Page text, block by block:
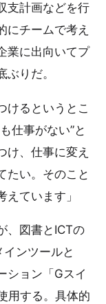
支計画などを行
にチームで考え
業に出向いてプ
りだ。
けるというとこ
仕事がない”と
け、仕事に変え
たい。そのこと
ています」
、図書とICTの
ンツールと
ション「Gスイ
用する。具体的